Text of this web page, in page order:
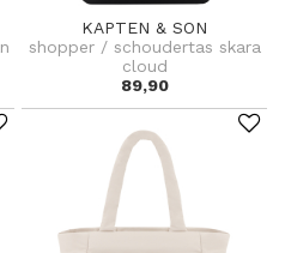
KAPTEN & SON
shopper / schoudertas skara
cloud
89,90